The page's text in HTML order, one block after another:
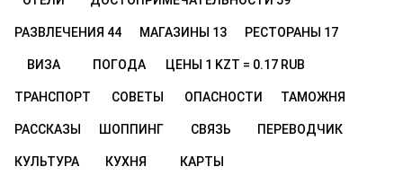
РАЗВЛЕЧЕНИЯ 44 МАГАЗИНЫ 13 РЕСТОРАНЫ 17
ВИЗА ПОГОДА ЦЕНЫ 1 KZT = 0.17 RUB
ТРАНСПОРТ СОВЕТЫ ОПАСНОСТИ ТАМОЖНЯ
РАССКАЗЫ ШОППИНГ СВЯЗЬ ПЕРЕВОДЧИК
КУЛЬТУРА КУХНЯ КАРТЫ